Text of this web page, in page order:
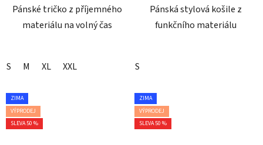
Pánské tričko z příjemného
materiálu na volný čas
S M XL XXL
Pánská stylová košile z
funkčního materiálu
S
ZIMA
VÝPRODEJ
SLEVA 50 %
ZIMA
VÝPRODEJ
SLEVA 50 %